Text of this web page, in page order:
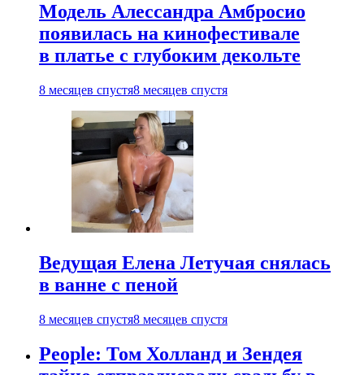
Модель Алессандра Амбросио
появилась на кинофестивале
в платье с глубоким декольте
8 месяцев спустя8 месяцев спустя
Ведущая Елена Летучая снялась
в ванне с пеной
8 месяцев спустя8 месяцев спустя
People: Том Холланд и Зендея